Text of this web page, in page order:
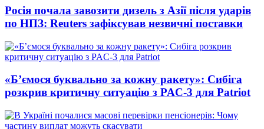
Росія почала завозити дизель з Азії після ударів
по НПЗ: Reuters зафіксував незвичні поставки
«Б’ємося буквально за кожну ракету»: Сибіга
розкрив критичну ситуацію з PAC-3 для Patriot